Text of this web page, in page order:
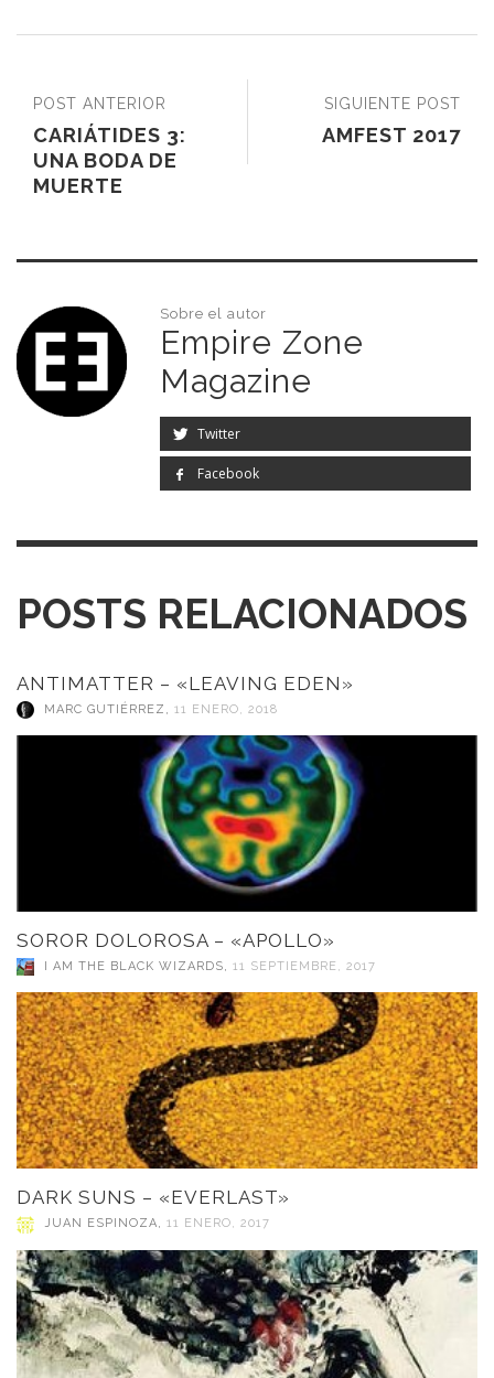
SIGUIENTE POST
AMFEST 2017
POST ANTERIOR
CARIÁTIDES 3:
UNA BODA DE
MUERTE
Sobre el autor
Empire Zone
Magazine
Twitter
Facebook
POSTS RELACIONADOS
ANTIMATTER – «LEAVING EDEN»
MARC GUTIÉRREZ , 11 ENERO, 2018
SOROR DOLOROSA – «APOLLO»
I AM THE BLACK WIZARDS, 11 SEPTIEMBRE, 2017
DARK SUNS – «EVERLAST»
JUAN ESPINOZA, 11 ENERO, 2017